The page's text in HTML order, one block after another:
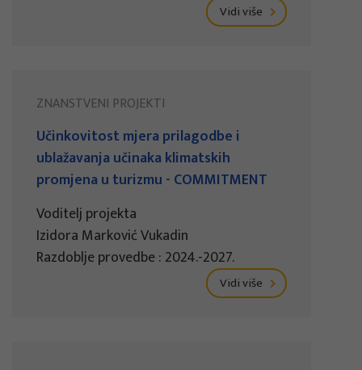
Vidi više
ZNANSTVENI PROJEKTI
Učinkovitost mjera prilagodbe i
ublažavanja učinaka klimatskih
promjena u turizmu - COMMITMENT
Voditelj projekta
Izidora Marković Vukadin
Razdoblje provedbe : 2024.-2027.
Vidi više